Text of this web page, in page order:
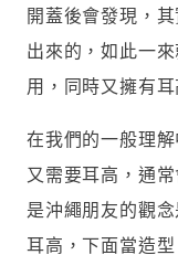
開蓋後會發現，
出來的，如此一
用，同時又擁有
在我們的一般理
又需要耳高，通
是沖繩朋友的觀
耳高，下面當造